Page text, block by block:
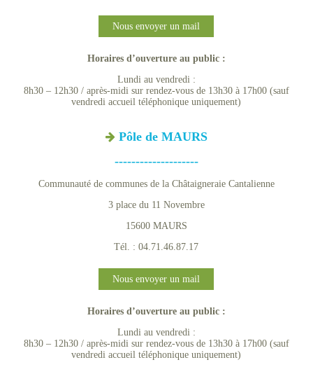
Nous envoyer un mail
Horaires d’ouverture au public :
Lundi au vendredi :
8h30 – 12h30 / après-midi sur rendez-vous de 13h30 à 17h00 (sauf
vendredi accueil téléphonique uniquement)
Pôle de MAURS
--------------------
Communauté de communes de la Châtaigneraie Cantalienne
3 place du 11 Novembre
15600 MAURS
Tél. : 04.71.46.87.17
Nous envoyer un mail
Horaires d’ouverture au public :
Lundi au vendredi :
8h30 – 12h30 / après-midi sur rendez-vous de 13h30 à 17h00 (sauf
vendredi accueil téléphonique uniquement)